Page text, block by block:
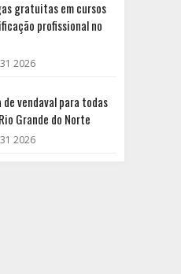
gratuitas em cursos
profissional no
2026
vendaval para todas
Grande do Norte
2026